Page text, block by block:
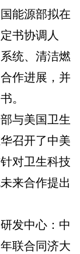
能源部拟在
书协调人
统、清洁燃
作进展，并
。
与美国卫生
召开了中美
对卫生科技
来合作提出
发中心：中
联合同济大